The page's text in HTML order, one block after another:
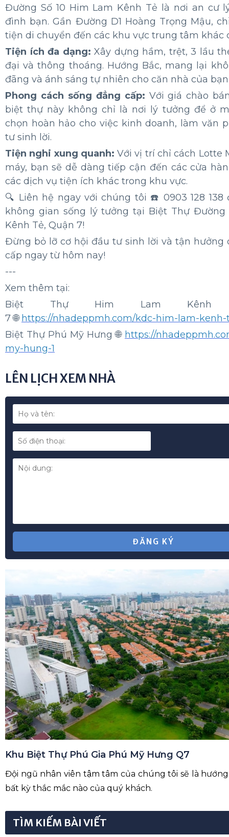
Đường Số 10 Him Lam Kênh Tẻ là nơi an cư
đình bạn. Gần Đường D1 Hoàng Trọng Mậu,
tiện di chuyển đến các khu vực trung tâm khác
Tiện ích đa dạng: Xây dựng hầm, trệt, 3 lầu
đại và thông thoáng. Hướng Bắc, mang lại
đãng và ánh sáng tự nhiên cho căn nhà của
Phong cách sống đẳng cấp: Với giá chào
biệt thự này không chỉ là nơi lý tưởng để ở
chọn hoàn hảo cho việc kinh doanh, làm văn
tư sinh lời.
Tiện nghi xung quanh: Với vị trí chỉ cách Lotte
máy, bạn sẽ dễ dàng tiếp cận đến các cửa
các dịch vụ tiện ích khác trong khu vực.
🔍 Liên hệ ngay với chúng tôi ☎️ 0903 128 138
không gian sống lý tưởng tại Biệt Thự Đường
Kênh Tẻ, Quận 7!
Đừng bỏ lỡ cơ hội đầu tư sinh lời và tận hưởng
cấp ngay từ hôm nay!
---
Xem thêm tại:
Biệt Thự Him Lam Kênh
7 🌐 https://nhadeppmh.com/kdc-him-lam-kenh-
Biệt Thự Phú Mỹ Hưng 🌐 https://
my-hung-1
LÊN LỊCH XEM NHÀ
ĐĂNG KÝ
Khu Biệt Thự Phú Gia Phú Mỹ Hưng Q7
Đội ngũ nhân viên tậm tâm của chúng tôi sẽ là hướng
bất kỳ thắc mắc nào của quý khách.
TÌM KIẾM BÀI VIẾT